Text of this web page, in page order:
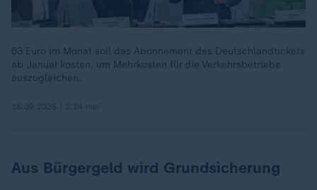
63 Euro im Monat soll das Abonnement des Deutschlandtickets
ab Januar kosten, um Mehrkosten für die Verkehrsbetriebe
auszugleichen.
Aus Bürgergeld wird Grundsicherung